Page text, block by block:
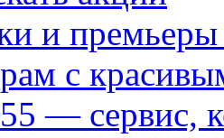
и
с
— сервис,